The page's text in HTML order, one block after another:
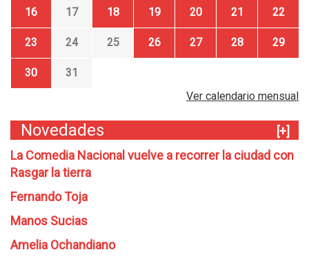
16 17 18 19 20 21 22
23 24 25 26 27 28 29
30
31
Ver calendario mensual
Novedades
[+]
La Comedia Nacional vuelve a recorrer la ciudad con
Rasgar la tierra
Fernando Toja
Manos Sucias
Amelia Ochandiano